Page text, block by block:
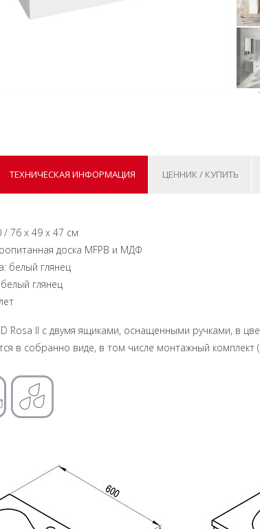
ТЕХНИЧЕСКАЯ ИНФОРМАЦИЯ ЦЕННИК / КУПИТЬ
76 x 49 x 47 см
доска MFPB и МДФ
белый глянец
глянец
Rosa II с двумя ящиками, оснащенными ручками, в
в собранно виде, в том числе монтажный комплект